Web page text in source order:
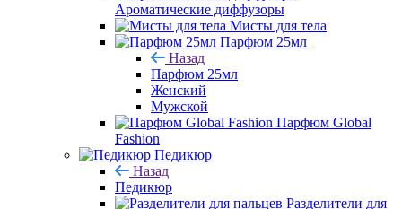
Ароматические диффузоры
Мисты для тела
Парфюм 25мл
Назад
Парфюм 25мл
Женский
Мужской
Парфюм Global
Fashion
Педикюр
Назад
Педикюр
Разделители для